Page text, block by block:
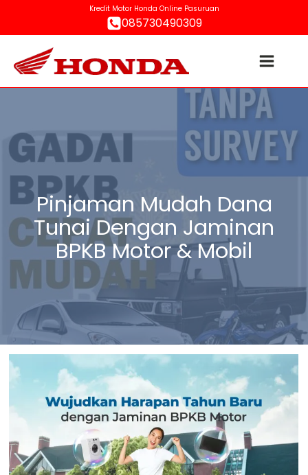
Kredit Motor Honda Online Pasuruan
085730490309
Pinjaman Mudah Dana
Tunai Dengan Jaminan
BPKB Motor & Mobil